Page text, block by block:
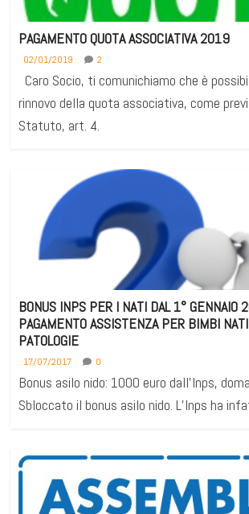
PAGAMENTO QUOTA ASSOCIATIVA 2019
02/01/2019 2
Caro Socio, ti comunichiamo che è
rinnovo della quota associativa, come
Statuto, art. 4.
BONUS INPS PER I NATI DAL 1° GENNAIO
PAGAMENTO ASSISTENZA PER BIMBI NATI
PATOLOGIE
17/07/2017 0
Bonus asilo nido: 1000 euro dall’Inps,
Sbloccato il bonus asilo nido. L’Inps ha